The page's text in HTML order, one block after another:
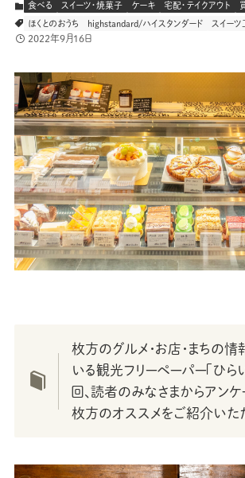
食べる スイーツ・焼菓子 ケーキ 宅配・テイクアウト
ほくとのおうち highstandard/ハイスタンダード スイー
2022年9月16日
枚方のグルメ・お店・まちの情
いる観光フリーペーパー「ひら
回、読者のみなさまからアンケ
枚方のオススメをご紹介いた